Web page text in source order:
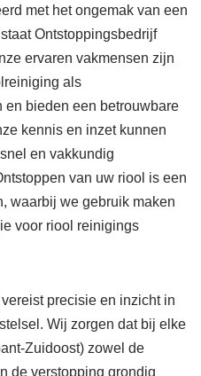
met het ongemak van een
Ontstoppingsbedrijf
ervaren vakmensen zijn
als
bieden een betrouwbare
kennis en inzet kunnen
en vakkundig
van uw riool is een
waarbij we gebruik maken
voor riool reinigings
precisie en inzicht in
Wij zorgen dat bij elke
Zuidoost) zowel de
de verstopping grondig